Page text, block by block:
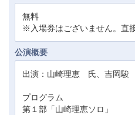
無料
※入場券はございません。直
公演概要
出演：山崎理恵 氏、吉岡駿
プログラム
第１部「山崎理恵ソロ」